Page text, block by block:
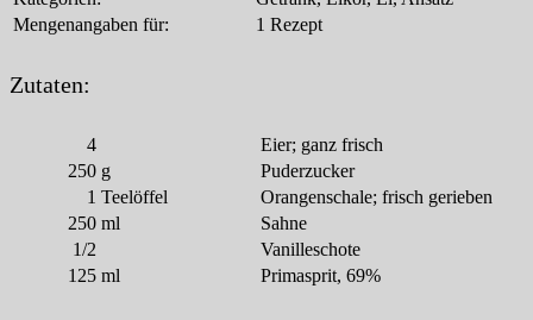
Mengenangaben für:
1 Rezept
Zutaten:
4
Eier; ganz frisch
250 g
Puderzucker
1 Teelöffel
Orangenschale; frisch gerieben
250 ml
Sahne
1/2
Vanilleschote
125 ml Primasprit, 69%